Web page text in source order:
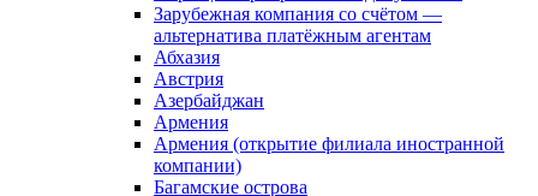
Зарубежная компания со счётом —
альтернатива платёжным агентам
Абхазия
Австрия
Азербайджан
Армения
Армения (открытие филиала иностранной
компании)
Багамские острова